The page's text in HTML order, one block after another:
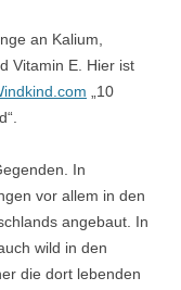
an Kalium,
Vitamin E. Hier ist
„10
In
vor allem in den
angebaut. In
wild in den
die dort lebenden